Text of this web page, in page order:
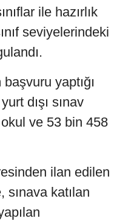
ile hazırlık
seviyelerindeki
yaptığı
dışı sınav
ve 53 bin 458
ilan edilen
sınava katılan